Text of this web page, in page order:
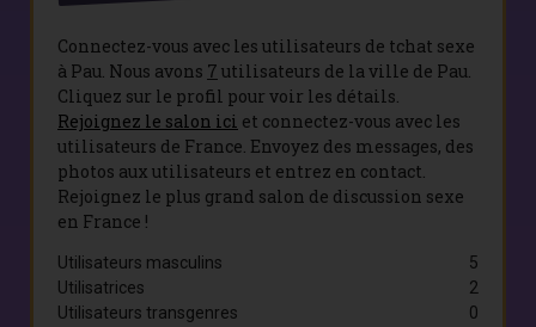
Connectez-vous avec les utilisateurs de tchat sexe
à Pau. Nous avons 7 utilisateurs de la ville de Pau.
Cliquez sur le profil pour voir les détails.
Rejoignez le salon ici et connectez-vous avec les
utilisateurs de France. Envoyez des messages, des
photos aux utilisateurs et entrez en contact.
Rejoignez le plus grand salon de discussion sexe
en France !
Utilisateurs masculins
Utilisatrices
Utilisateurs transgenres
5
2
0